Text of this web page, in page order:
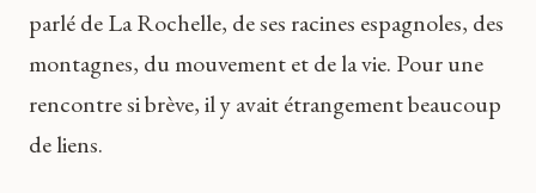
parlé de La Rochelle, de ses racines espagnoles, des
montagnes, du mouvement et de la vie. Pour une
rencontre si brève, il y avait étrangement beaucoup
de liens.